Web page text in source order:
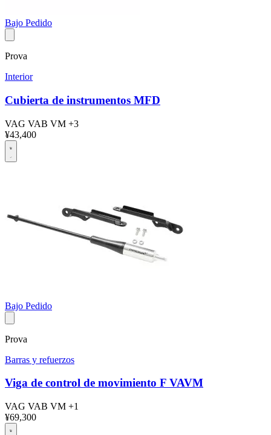
Bajo Pedido
Prova
Interior
Cubierta de instrumentos MFD
VAG VAB VM +3
¥43,400
Bajo Pedido
Prova
Barras y refuerzos
Viga de control de movimiento F VAVM
VAG VAB VM +1
¥69,300